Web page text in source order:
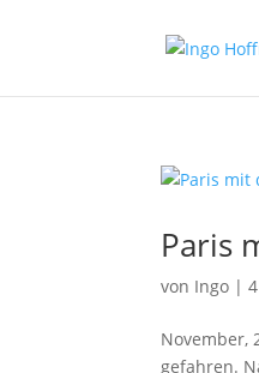
Paris
von Ingo |
November,
gefahren.